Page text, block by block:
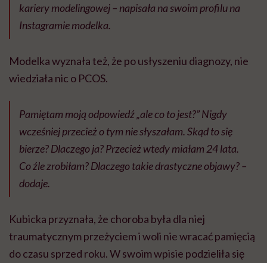
kariery modelingowej – napisała na swoim profilu na
Instagramie modelka.
Modelka wyznała też, że po usłyszeniu diagnozy, nie
wiedziała nic o PCOS.
Pamiętam moją odpowiedź „ale co to jest?” Nigdy
wcześniej przecież o tym nie słyszałam. Skąd to się
bierze? Dlaczego ja? Przecież wtedy miałam 24 lata.
Co źle zrobiłam? Dlaczego takie drastyczne objawy?–
dodaje.
Kubicka przyznała, że choroba była dla niej
traumatycznym przeżyciem i woli nie wracać pamięcią
do czasu sprzed roku. W swoim wpisie podzieliła się